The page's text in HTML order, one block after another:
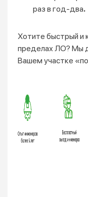
раз в год-два.
Хотите быстрый и
пределах ЛО? Мы
Вашем участке